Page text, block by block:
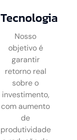
Tecnologia
Nosso
objetivo é
garantir
retorno real
sobre o
investimento,
com aumento
de
produtividade